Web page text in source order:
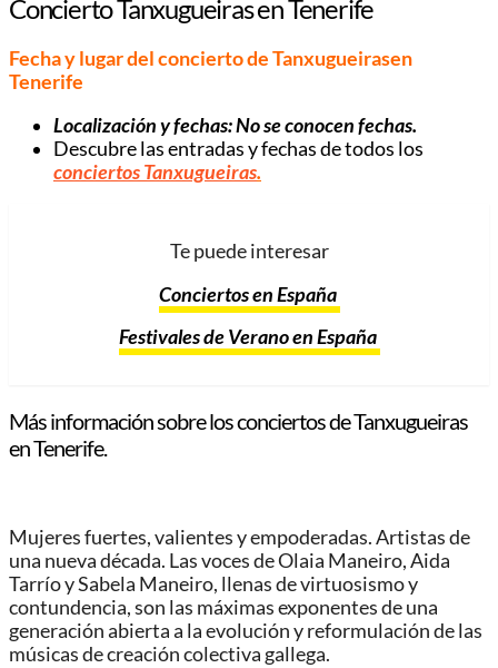
Concierto Tanxugueiras en Tenerife
Fecha y lugar del concierto de Tanxugueirasen
Tenerife
Localización y fechas: No se conocen fechas.
Descubre las entradas y fechas de todos los
conciertos Tanxugueiras.
Te puede interesar
Conciertos en España
Festivales de Verano en España
Más información sobre los conciertos de Tanxugueiras
en Tenerife.
Mujeres fuertes, valientes y empoderadas. Artistas de
una nueva década. Las voces de Olaia Maneiro, Aida
Tarrío y Sabela Maneiro, llenas de virtuosismo y
contundencia, son las máximas exponentes de una
generación abierta a la evolución y reformulación de las
músicas de creación colectiva gallega.